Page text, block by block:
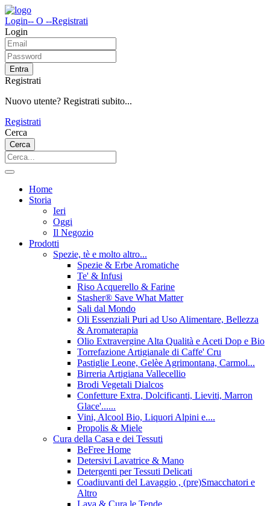
Login-- O --Registrati
Login
Entra
Registrati
Nuovo utente? Registrati subito...
Registrati
Cerca
Cerca
Home
Storia
Ieri
Oggi
Il Negozio
Prodotti
Spezie, tè e molto altro...
Spezie & Erbe Aromatiche
Te' & Infusi
Riso Acquerello & Farine
Stasher®️ Save What Matter
Sali dal Mondo
Oli Essenziali Puri ad Uso Alimentare, Bellezza
& Aromaterapia
Olio Extravergine Alta Qualità e Aceti Dop e Bio
Torrefazione Artigianale di Caffe' Cru
Pastiglie Leone, Gelèe Agrimontana, Carmol...
Birreria Artigiana Vallecellio
Brodi Vegetali Dialcos
Confetture Extra, Dolcificanti, Lieviti, Marron
Glace'......
Vini, Alcool Bio, Liquori Alpini e....
Propolis & Miele
Cura della Casa e dei Tessuti
BeFree Home
Detersivi Lavatrice & Mano
Detergenti per Tessuti Delicati
Coadiuvanti del Lavaggio , (pre)Smacchatori e
Altro
Lava & Cura le Tende